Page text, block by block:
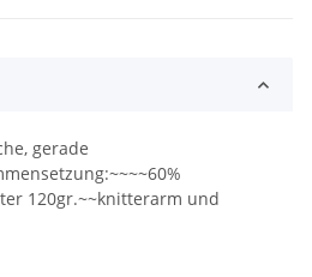
gerade
120gr.~~knitterarm und